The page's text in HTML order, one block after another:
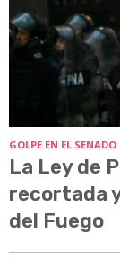
GOLPE EN EL SENADO
La Ley de
recortada
del Fuego